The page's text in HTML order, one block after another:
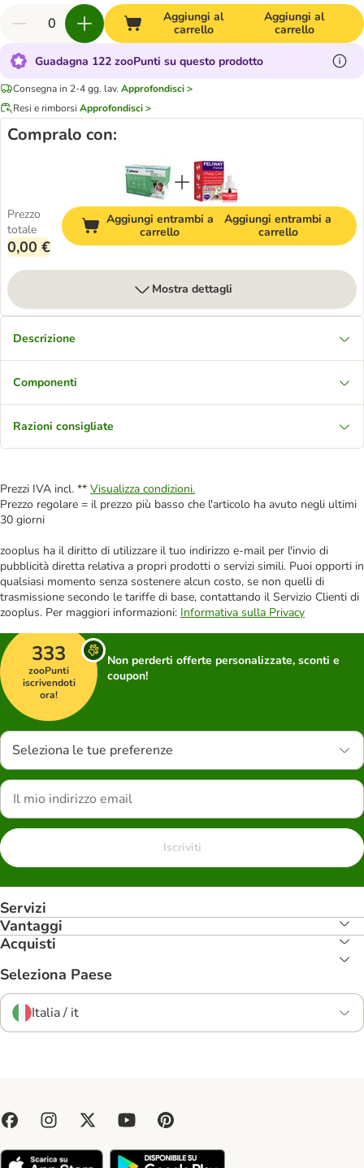
Aggiungi al
carrello
Aggiungi al
carrello
Guadagna 122 zooPunti su questo prodotto
Consegna in 2-4 gg. lav. Approfondisci >
Resi e rimborsi Approfondisci >
Compralo con:
Prezzo
totale
0,00 €
Aggiungi entrambi a
carrello
Aggiungi entrambi a
carrello
Mostra dettagli
Descrizione
Componenti
Razioni consigliate
Prezzi IVA incl. ** Visualizza condizioni.
Prezzo regolare = il prezzo più basso che l'articolo ha avuto negli ultimi
30 giorni
zooplus ha il diritto di utilizzare il tuo indirizzo e-mail per l'invio di
pubblicità diretta relativa a propri prodotti o servizi simili. Puoi opporti in
qualsiasi momento senza sostenere alcun costo, se non quelli di
trasmissione secondo le tariffe di base, contattando il Servizio Clienti di
zooplus. Per maggiori informazioni: Informativa sulla Privacy
333
zooPunti
iscrivendoti
ora!
Non perderti offerte personalizzate, sconti e
coupon!
Seleziona le tue preferenze
Iscriviti
Servizi
Vantaggi
Acquisti
Seleziona Paese
Italia / it